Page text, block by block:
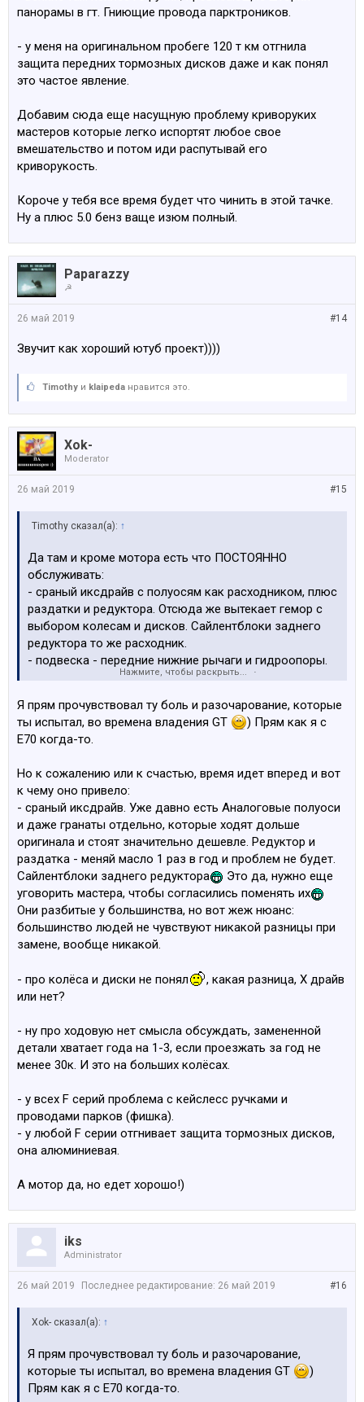
панорамы в гт. Гниющие провода парктроников.
- у меня на оригинальном пробеге 120 т км отгнила
защита передних тормозных дисков даже и как понял
это частое явление.
Добавим сюда еще насущную проблему криворуких
мастеров которые легко испортят любое свое
вмешательство и потом иди распутывай его
криворукость.
Короче у тебя все время будет что чинить в этой тачке.
Ну а плюс 5.0 бенз ваще изюм полный.
Paparazzy
☭
#14
26 май 2019
Звучит как хороший ютуб проект))))
Timothy и klaipeda нравится это.
Xok-
Moderator
#15
26 май 2019
Timothy сказал(а): ↑
Да там и кроме мотора есть что ПОСТОЯННО
обслуживать:
- сраный иксдрайв с полуосям как расходником, плюс
раздатки и редуктора. Отсюда же вытекает гемор с
выбором колесам и дисков. Сайлентблоки заднего
редуктора то же расходник.
- подвеска - передние нижние рычаги и гидроопоры.
Как понимаю говорим о машинах с пробегом уже
задние динамик драйв стабы. На ГТ задние подушки
расходник на 40-70 т км.
Пыльники амортизаторов расходник на 40-70 т км.
- всякие там кейлес го ручки, провисающие шторки
панорамы в гт. Гниющие провода парктроников.
- у меня на оригинальном пробеге 120 т км отгнила
защита передних тормозных дисков даже и как понял
это частое явление.
Добавим сюда еще насущную проблему криворуких
мастеров которые легко испортят любое свое
вмешательство и потом иди распутывай его
криворукость.
Короче у тебя все время будет что чинить в этой
тачке. Ну а плюс 5.0 бенз ваще изюм полный.
Нажмите, чтобы раскрыть...
Я прям прочувствовал ту боль и разочарование, которые
ты испытал, во времена владения GT
) Прям как я с
Е70 когда-то.
Но к сожалению или к счастью, время идет вперед и вот
к чему оно привело:
- сраный иксдрайв. Уже давно есть Аналоговые полуоси
и даже гранаты отдельно, которые ходят дольше
оригинала и стоят значительно дешевле. Редуктор и
раздатка - меняй масло 1 раз в год и проблем не будет.
Сайлентблоки заднего редуктора
Это да, нужно еще
уговорить мастера, чтобы согласились поменять их
Они разбитые у большинства, но вот жеж нюанс:
большинство людей не чувствуют никакой разницы при
замене, вообще никакой.
- про колёса и диски не понял
, какая разница, Х драйв
или нет?
- ну про ходовую нет смысла обсуждать, замененной
детали хватает года на 1-3, если проезжать за год не
менее 30к. И это на больших колёсах.
- у всех F серий проблема с кейслесс ручками и
проводами парков (фишка).
- у любой F серии отгнивает защита тормозных дисков,
она алюминиевая.
А мотор да, но едет хорошо!)
iks
Administrator
#16
26 май 2019 Последнее редактирование: 26 май 2019
Xok- сказал(а): ↑
Я прям прочувствовал ту боль и разочарование,
которые ты испытал, во времена владения GT
)
Прям как я с Е70 когда-то.